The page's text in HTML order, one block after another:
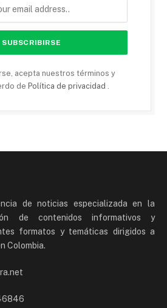
acepta nuestros términos y
de Política de privacidad
de noticias especializada en la
de contenidos informativos y
formatos y temáticas dirigidos a
Colombia.